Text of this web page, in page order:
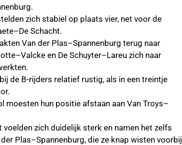
zich stabiel op plaats vier, net voor de
Schacht.
Van der Plas–Spannenburg terug naar
en De Schuyter–Lareu zich naar
de B-rijders relatief rustig, als in een treintje
moesten hun positie afstaan aan Van Troys–
zich duidelijk sterk en namen het zelfs
Plas–Spannenburg, die ze knap wisten voorbij